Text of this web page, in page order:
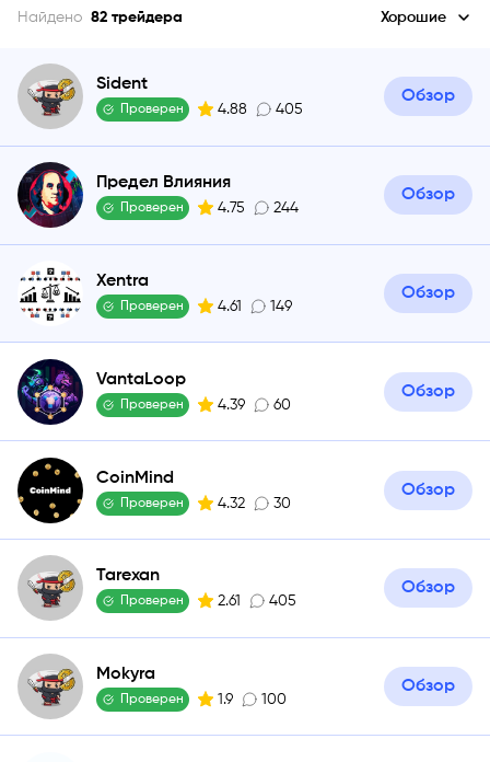
Найдено 82 трейдера Хорошие
Sident
Проверен 4.88 405
Обзор
Предел Влияния
Проверен 4.75 244
Обзор
Xentra
Проверен 4.61 149
Обзор
VantaLoop
Проверен 4.39 60
Обзор
CoinMind
Проверен 4.32 30
Обзор
Tarexan
Проверен 2.61 405
Обзор
Mokyra
Проверен 1.9 100
Обзор